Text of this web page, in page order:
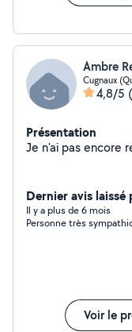
Ambre
Cugnaux
4,8/5
Présentation
Dernier avis laissé
Il y a plus de 6 mois
Personne très
Voir le